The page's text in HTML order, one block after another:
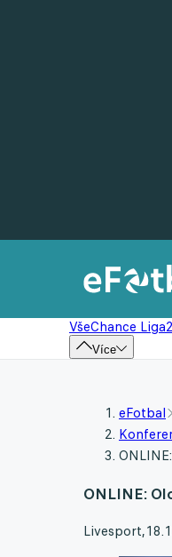
VšeChance Liga
Více
eFotbal
ONLINE:
Livesport,